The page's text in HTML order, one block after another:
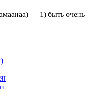
— 1) быть очень